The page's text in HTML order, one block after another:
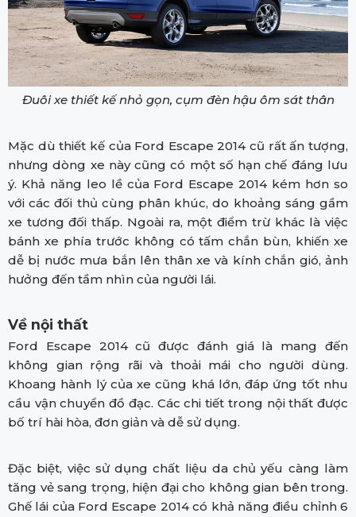
Đuôi xe thiết kế nhỏ gọn, cụm đèn hậu ôm sát thân
Mặc dù thiết kế của Ford Escape 2014 cũ rất ấn tượng,
nhưng dòng xe này cũng có một số hạn chế đáng lưu
ý. Khả năng leo lề của Ford Escape 2014 kém hơn so
với các đối thủ cùng phân khúc, do khoảng sáng gầm
xe tương đối thấp. Ngoài ra, một điểm trừ khác là việc
bánh xe phía trước không có tấm chắn bùn, khiến xe
dễ bị nước mưa bắn lên thân xe và kính chắn gió, ảnh
hưởng đến tầm nhìn của người lái.
Về nội thất
Ford Escape 2014 cũ được đánh giá là mang đến
không gian rộng rãi và thoải mái cho người dùng.
Khoang hành lý của xe cũng khá lớn, đáp ứng tốt nhu
cầu vận chuyển đồ đạc. Các chi tiết trong nội thất được
bố trí hài hòa, đơn giản và dễ sử dụng.
Đặc biệt, việc sử dụng chất liệu da chủ yếu càng làm
tăng vẻ sang trọng, hiện đại cho không gian bên trong.
Ghế lái của Ford Escape 2014 có khả năng điều chỉnh 6